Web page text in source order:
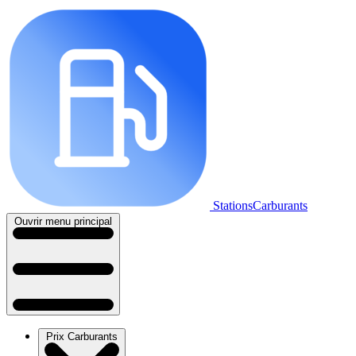
StationsCarburants
Ouvrir menu principal
Prix Carburants